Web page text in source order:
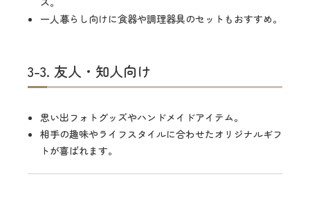
一人暮らし向けに食器や調理器具のセットもおすすめ。
3-3. 友人・知人向け
思い出フォトグッズやハンドメイドアイテム。
相手の趣味やライフスタイルに合わせたオリジナルギフ
トが喜ばれます。